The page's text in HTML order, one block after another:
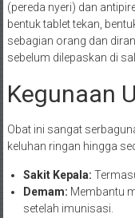
(pereda nyeri) dan
bentuk tablet tekan,
sebagian orang dan
sebelum dilepaskan di
Kegunaan
Obat ini sangat
keluhan ringan hingga
Sakit Kepala:
Demam: Membantu
setelah imunisasi.